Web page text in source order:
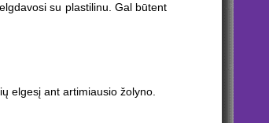
su plastilinu. Gal būtent
elgesį ant artimiausio žolyno.